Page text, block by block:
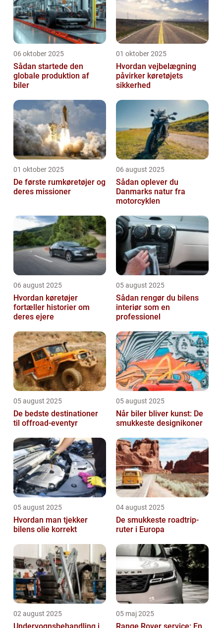
06 oktober 2025
Sådan startede den
globale produktion af
biler
01 oktober 2025
Hvordan vejbelægning
påvirker køretøjets
sikkerhed
01 oktober 2025
De første rumkøretøjer og
deres missioner
06 august 2025
Sådan oplever du
Danmarks natur fra
motorcyklen
06 august 2025
Hvordan køretøjer
fortæller historier om
deres ejere
05 august 2025
Sådan rengør du bilens
interiør som en
professionel
05 august 2025
De bedste destinationer
til offroad-eventyr
05 august 2025
Når biler bliver kunst: De
smukkeste designikoner
05 august 2025
Hvordan man tjekker
bilens olie korrekt
04 august 2025
De smukkeste roadtrip-
ruter i Europa
02 august 2025 05 maj 2025